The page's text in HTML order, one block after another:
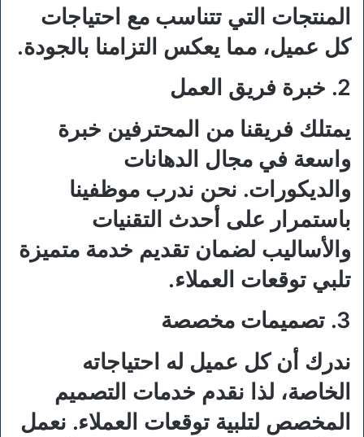
المنتجات التي تتناسب مع احتياجات
كل عميل، مما يعكس التزامنا بالجودة.
2. خبرة فريق العمل
يمتلك فريقنا من المحترفين خبرة
واسعة في مجال الدهانات
والديكورات. نحن ندرب موظفينا
باستمرار على أحدث التقنيات
والأساليب لضمان تقديم خدمة متميزة
تلبي توقعات العملاء.
3. تصميمات مخصصة
ندرك أن كل عميل له احتياجاته
الخاصة، لذا نقدم خدمات التصميم
المخصص لتلبية توقعات العملاء. نعمل